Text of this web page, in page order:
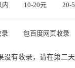
内 10-20元 20-
录 包百度网页收录
没有收录，请在第二